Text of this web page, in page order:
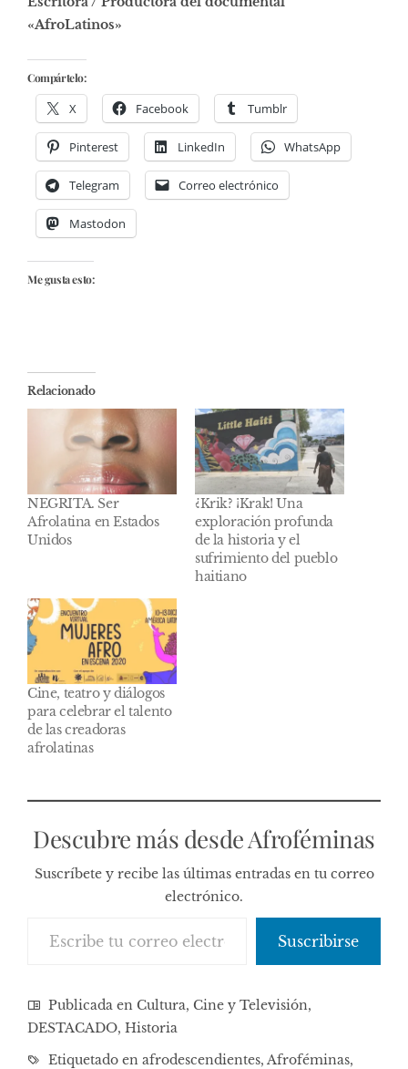
«AfroLatinos»
Compártelo:
X Facebook Tumblr
Pinterest LinkedIn WhatsApp
Telegram Correo electrónico
Mastodon
Me gusta esto:
Relacionado
NEGRITA. Ser
Afrolatina en Estados
Unidos
¿Krik? ¡Krak! Una
exploración profunda
de la historia y el
sufrimiento del pueblo
haitiano
Cine, teatro y diálogos
para celebrar el talento
de las creadoras
afrolatinas
Descubre más desde Afroféminas
Suscríbete y recibe las últimas entradas en tu correo
electrónico.
Suscribirse
Publicada en Cultura, Cine y Televisión,
DESTACADO, Historia
Etiquetado en afrodescendientes, Afroféminas,